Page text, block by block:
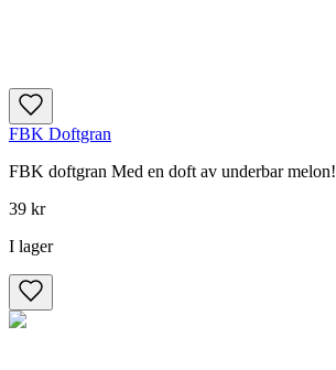
FBK Doftgran
FBK doftgran Med en doft av underbar melon!
39 kr
I lager